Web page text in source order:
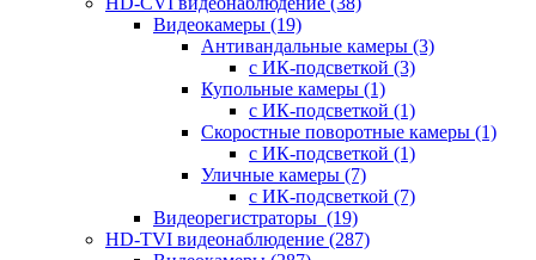
Видеокамеры (19)
Антивандальные камеры (3)
с ИК-подсветкой (3)
Купольные камеры (1)
с ИК-подсветкой (1)
Скоростные поворотные камеры (1)
с ИК-подсветкой (1)
Уличные камеры (7)
с ИК-подсветкой (7)
Видеорегистраторы (19)
HD-TVI видеонаблюдение (287)